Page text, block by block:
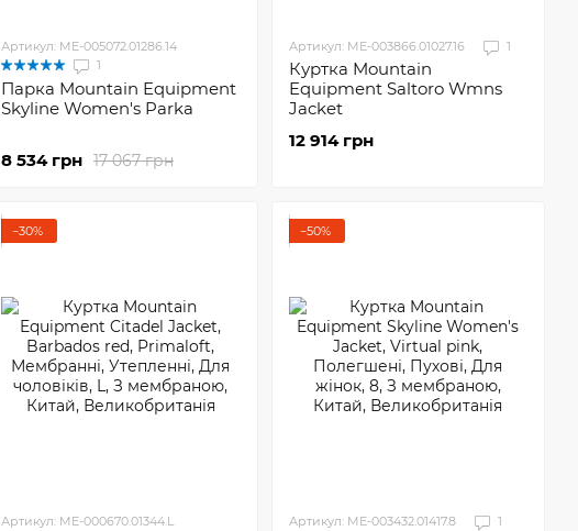
Артикул: ME-005072.01286.14
1
Парка Mountain Equipment
Skyline Women's Parka
17 067 грн
8 534 грн
Артикул: ME-003866.01027.16 1
Куртка Mountain
Equipment Saltoro Wmns
Jacket
12 914 грн
−30%
Артикул: ME-000670.01344.L
−50%
Артикул: ME-003432.01417.8 1